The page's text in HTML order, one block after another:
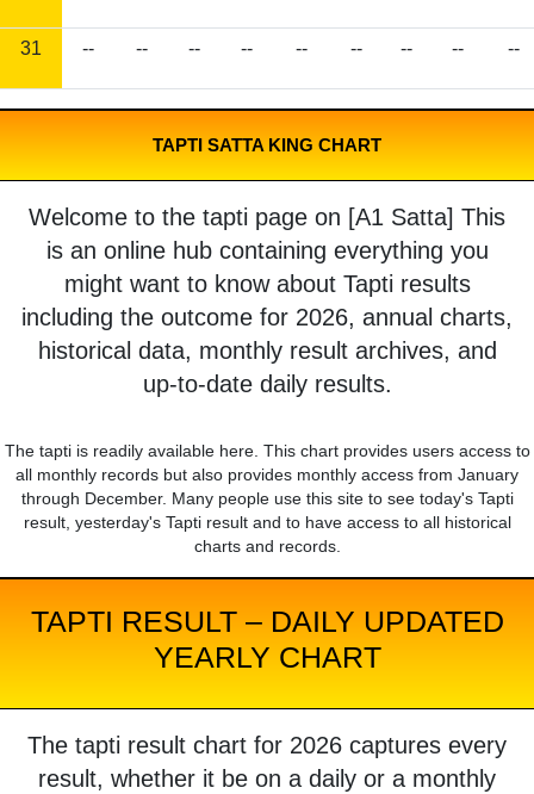
31 -- -- -- -- -- -- -- -- --
TAPTI SATTA KING CHART
Welcome to the tapti page on [A1 Satta] This
is an online hub containing everything you
might want to know about Tapti results
including the outcome for 2026, annual charts,
historical data, monthly result archives, and
up-to-date daily results.
The tapti is readily available here. This chart provides users access to
all monthly records but also provides monthly access from January
through December. Many people use this site to see today's Tapti
result, yesterday's Tapti result and to have access to all historical
charts and records.
TAPTI RESULT – DAILY UPDATED
YEARLY CHART
The tapti result chart for 2026 captures every
result, whether it be on a daily or a monthly